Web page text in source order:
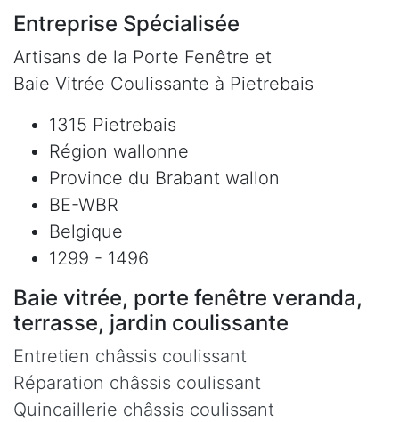
Entreprise Spécialisée
Artisans de la Porte Fenêtre et
Baie Vitrée Coulissante à Pietrebais
1315 Pietrebais
Région wallonne
Province du Brabant wallon
BE-WBR
Belgique
1299 - 1496
Baie vitrée, porte fenêtre veranda,
terrasse, jardin coulissante
Entretien châssis coulissant
Réparation châssis coulissant
Quincaillerie châssis coulissant